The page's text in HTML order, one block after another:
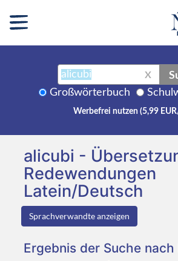
X
Großwörterbuch
Werbefrei nutzen (5,99
alicubi -
Redewendungen
Latein/Deutsch
Sprachverwandte anzeigen
Ergebnis der Suche nach